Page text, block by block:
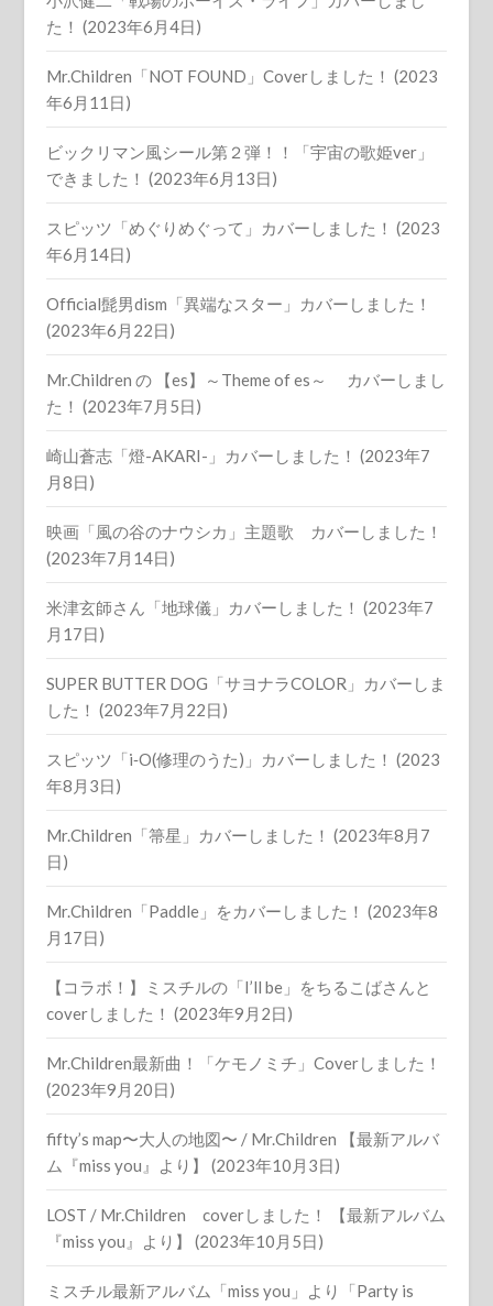
た！ (2023年6月4日)
Mr.Children「NOT FOUND」Coverしました！ (2023
年6月11日)
ビックリマン風シール第２弾！！「宇宙の歌姫ver」
できました！ (2023年6月13日)
スピッツ「めぐりめぐって」カバーしました！ (2023
年6月14日)
Official髭男dism「異端なスター」カバーしました！
(2023年6月22日)
Mr.Children の 【es】～Theme of es～ カバーしまし
た！ (2023年7月5日)
崎山蒼志「燈-AKARI-」カバーしました！ (2023年7
月8日)
映画「風の谷のナウシカ」主題歌 カバーしました！
(2023年7月14日)
米津玄師さん「地球儀」カバーしました！ (2023年7
月17日)
SUPER BUTTER DOG「サヨナラCOLOR」カバーしま
した！ (2023年7月22日)
スピッツ「i‐O(修理のうた)」カバーしました！ (2023
年8月3日)
Mr.Children「箒星」カバーしました！ (2023年8月7
日)
Mr.Children「Paddle」をカバーしました！ (2023年8
月17日)
【コラボ！】ミスチルの「I’ll be」をちるこばさんと
coverしました！ (2023年9月2日)
Mr.Children最新曲！「ケモノミチ」Coverしました！
(2023年9月20日)
fifty’s map〜大人の地図〜 / Mr.Children 【最新アルバ
ム『miss you』より】 (2023年10月3日)
LOST / Mr.Children coverしました！ 【最新アルバム
『miss you』より】 (2023年10月5日)
ミスチル最新アルバム「miss you」より「Party is